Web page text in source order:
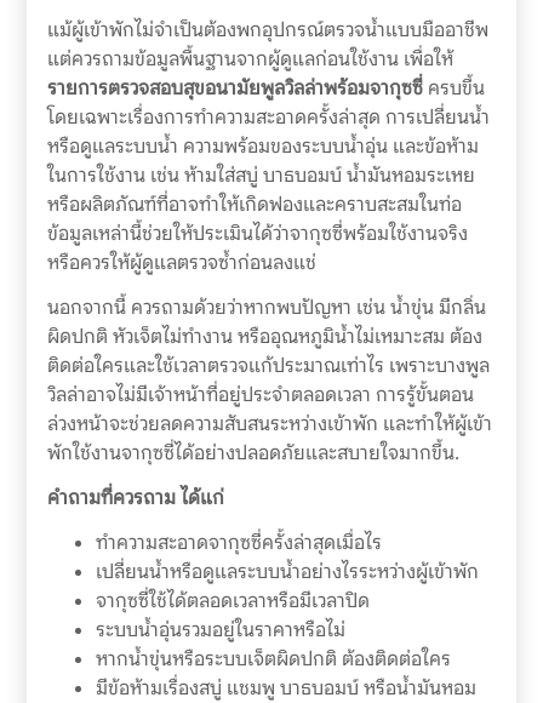
แม้ผู้เข้าพักไม่จำเป็นต้องพกอุปกรณ์ตรวจน้ำแบบมืออาชีพ
แต่ควรถามข้อมูลพื้นฐานจากผู้ดูแลก่อนใช้งาน เพื่อให้
รายการตรวจสอบสุขอนามัยพูลวิลล่าพร้อมจากุซซี่ครบขึ้น
โดยเฉพาะเรื่องการทำความสะอาดครั้งล่าสุด การเปลี่ยนน้ำ
หรือดูแลระบบน้ำ ความพร้อมของระบบน้ำอุ่น และข้อห้าม
ในการใช้งาน เช่น ห้ามใส่สบู่ บาธบอมบ์ น้ำมันหอมระเหย
หรือผลิตภัณฑ์ที่อาจทำให้เกิดฟองและคราบสะสมในท่อ
ข้อมูลเหล่านี้ช่วยให้ประเมินได้ว่าจากุซซี่พร้อมใช้งานจริง
หรือควรให้ผู้ดูแลตรวจซ้ำก่อนลงแช่
นอกจากนี้ ควรถามด้วยว่าหากพบปัญหา เช่น น้ำขุ่น มีกลิ่น
ผิดปกติ หัวเจ็ตไม่ทำงาน หรืออุณหภูมิน้ำไม่เหมาะสม ต้อง
ติดต่อใครและใช้เวลาตรวจแก้ประมาณเท่าไร เพราะบางพูล
วิลล่าอาจไม่มีเจ้าหน้าที่อยู่ประจำตลอดเวลา การรู้ขั้นตอน
ล่วงหน้าจะช่วยลดความสับสนระหว่างเข้าพัก และทำให้ผู้เข้า
พักใช้งานจากุซซี่ได้อย่างปลอดภัยและสบายใจมากขึ้น.
คำถามที่ควรถาม ได้แก่
ทำความสะอาดจากุซซี่ครั้งล่าสุดเมื่อไร
เปลี่ยนน้ำหรือดูแลระบบน้ำอย่างไรระหว่างผู้เข้าพัก
จากุซซี่ใช้ได้ตลอดเวลาหรือมีเวลาปิด
ระบบน้ำอุ่นรวมอยู่ในราคาหรือไม่
หากน้ำขุ่นหรือระบบเจ็ตผิดปกติ ต้องติดต่อใคร
มีข้อห้ามเรื่องสบู่ แชมพู บาธบอมบ์ หรือน้ำมันหอม